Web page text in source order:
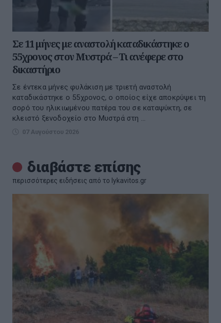
Σε 11 μήνες με αναστολή καταδικάστηκε ο
55χρονος στον Μυστρά – Τι ανέφερε στο
δικαστήριο
Σε έντεκα μήνες φυλάκιση με τριετή αναστολή
καταδικάστηκε ο 55χρονος, ο οποίος είχε αποκρύψει τη
σορό του ηλικιωμένου πατέρα του σε καταψύκτη, σε
κλειστό ξενοδοχείο στο Μυστρά στη ...
07 Αυγούστου 2026
διαβάστε επίσης
περισσότερες ειδήσεις από το lykavitos.gr